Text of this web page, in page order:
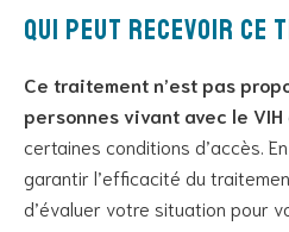
Qui peut recevoir ce
Ce traitement n’est pas
personnes vivant avec le VIH
certaines conditions d’accès.
garantir l’efficacité du
d’évaluer votre situation pour